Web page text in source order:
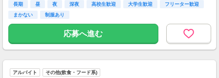
延方駅
長期 昼 夜 深夜 高校生歓迎 大学生歓迎
フリーター歓迎
まかない
制服あり
応募へ進む
アルバイト その他(飲食・フード系)